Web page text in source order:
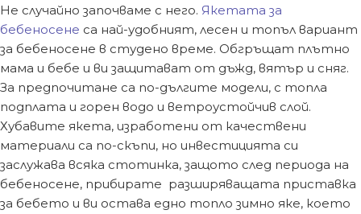
Не случайно започваме с него. Якетата за
бебеносене са най-удобният, лесен и топъл вариант
за бебеносене в студено време. Обгръщат плътно
мама и бебе и ви защитават от дъжд, вятър и сняг.
За предпочитане са по-дългите модели, с топла
подплата и горен водо и ветроустойчив слой.
Хубавите якета, изработени от качествени
материали са по-скъпи, но инвестицията си
заслужава всяка стотинка, защото след периода на
бебеносене, прибирате разширяващата приставка
за бебето и ви остава едно топло зимно яке, което